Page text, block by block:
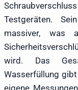
Testgeräten.
massiver, was
wird. Das
Wasserfüllung